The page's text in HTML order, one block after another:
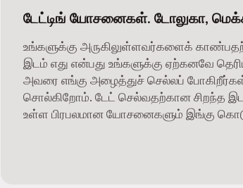
டேட்டிங் யோசனைகள். டோலுகா,
உங்களுக்கு அருகிலுள்ளவர்களைக்
இடம் எது என்பது உங்களுக்கு ஏற்கனவே
அவரை எங்கு அழைத்துச் செல்லப்
சொல்கிறோம். டேட் செல்வதற்கான சிறந்த
உள்ள பிரபலமான யோசனைகளும் இங்கு